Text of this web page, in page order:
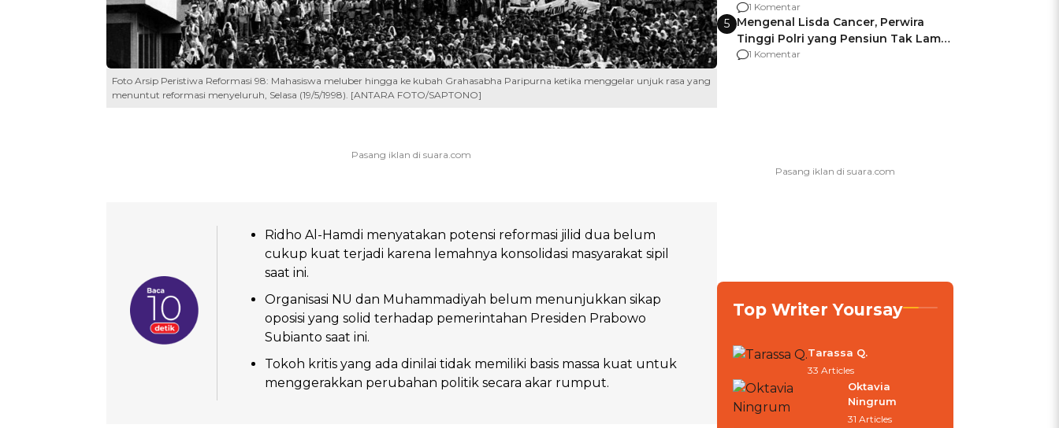
Foto Arsip Peristiwa Reformasi 98: Mahasiswa meluber hingga ke kubah Grahasabha Paripurna ketika menggelar unjuk rasa yang
menuntut reformasi menyeluruh, Selasa (19/5/1998). [ANTARA FOTO/SAPTONO]
Ridho Al-Hamdi menyatakan potensi reformasi jilid dua belum
cukup kuat terjadi karena lemahnya konsolidasi masyarakat sipil
saat ini.
Organisasi NU dan Muhammadiyah belum menunjukkan sikap
oposisi yang solid terhadap pemerintahan Presiden Prabowo
Subianto saat ini.
Tokoh kritis yang ada dinilai tidak memiliki basis massa kuat untuk
menggerakkan perubahan politik secara akar rumput.
agar Dana Tidak Hangus!
1 Komentar
5 Mengenal Lisda Cancer, Perwira
Tinggi Polri yang Pensiun Tak Lama
Usai Jadi Brigjen
1 Komentar
Top Writer Yoursay
Tarassa Q.
33 Articles
Oktavia
Ningrum
31 Articles